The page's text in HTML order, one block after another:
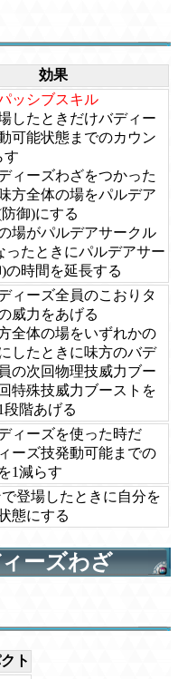
効果
ッシブスキル
したときだけバディー
可能状態までのカウン
す
ィーズわざをつかった
方全体の場をパルデア
御)にする
場がパルデアサークル
ったときにパルデアサー
の時間を延長する
ィーズ全員のこおりタ
威力をあげる
全体の場をいずれかの
したときに味方のバデ
の次回物理技威力ブー
特殊技威力ブーストを
段階あげる
ィーズを使った時だ
ーズ技発動可能までの
1減らす
登場したときに自分を
態にする
ーズわざ
ト